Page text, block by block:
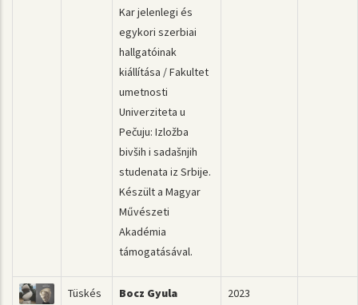
Kar jelenlegi és
egykori szerbiai
hallgatóinak
kiállítása / Fakultet
umetnosti
Univerziteta u
Pečuju: Izložba
bivših i sadašnjih
studenata iz Srbije.
Készült a Magyar
Művészeti
Akadémia
támogatásával.
Tüskés
Bocz Gyula
2023